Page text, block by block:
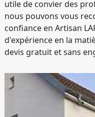
utile de convier des
nous pouvons vous
confiance en Artisan
d'expérience en la
devis gratuit et sans